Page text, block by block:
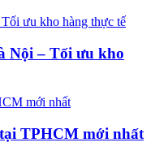
Nội – Tối ưu kho
TPHCM mới nhất